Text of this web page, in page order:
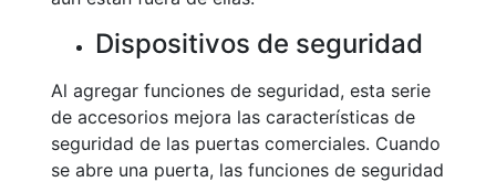
Dispositivos de seguridad
Al agregar funciones de seguridad, esta serie
de accesorios mejora las características de
seguridad de las puertas comerciales. Cuando
se abre una puerta, las funciones de seguridad